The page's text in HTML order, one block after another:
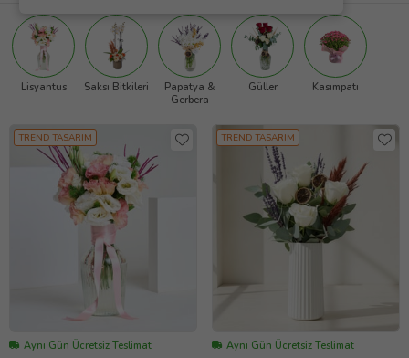
Lisyantus Saksı Bitkileri
Papatya &
Gerbera
Güller Kasımpatı
TREND TASARIM
Aynı Gün Ücretsiz Teslimat
TREND TASARIM
Aynı Gün Ücretsiz Teslimat